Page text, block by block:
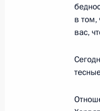
«О
27
в том,
вас,